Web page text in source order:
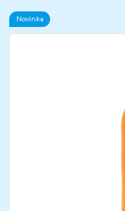
Novinka